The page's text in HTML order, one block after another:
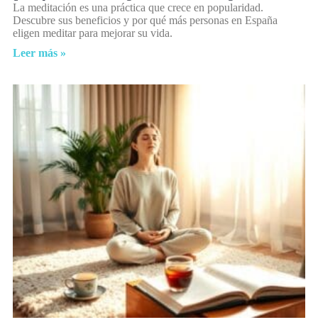
La meditación es una práctica que crece en popularidad.
Descubre sus beneficios y por qué más personas en España
eligen meditar para mejorar su vida.
Leer más »